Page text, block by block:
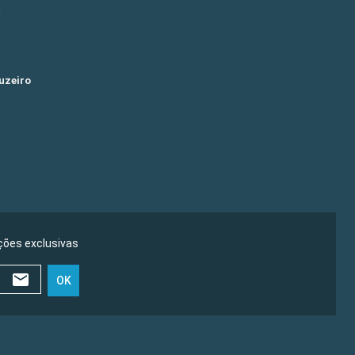
exclusivas
OK